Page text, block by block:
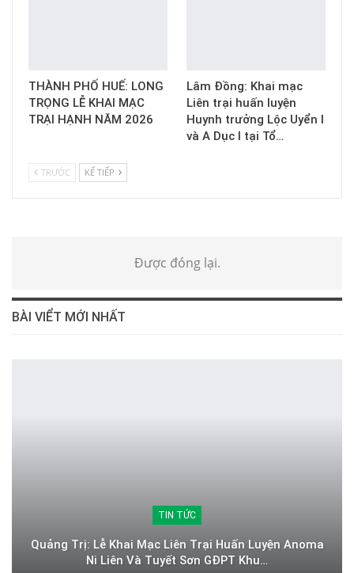
THÀNH PHỐ HUẾ: LONG
TRỌNG LỄ KHAI MẠC
TRẠI HẠNH NĂM 2026
Lâm Đồng: Khai mạc
Liên trại huấn luyện
Huynh trưởng Lộc Uyển I
và A Dục I tại Tổ…
TRƯỚC KẾ TIẾP
Được đóng lại.
BÀI VIỂT MỚI NHẤT
TIN TỨC
Quảng Trị: Lễ Khai Mạc Liên Trại Huấn Luyện Anoma
Ni Liên Và Tuyết Sơn GĐPT Khu…